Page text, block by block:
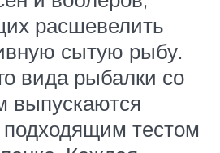
расшевелить
сытую рыбу.
вида рыбалки со
выпускаются
тестом